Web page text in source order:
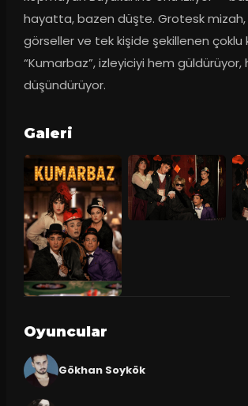
hayatta, bazen düşte. Grotesk mizah,
görseller ve tek kişide şekillenen çoklu
“Kumarbaz”, izleyiciyi hem güldürüyor,
düşündürüyor.
Galeri
Oyuncular
Gökhan Soykök